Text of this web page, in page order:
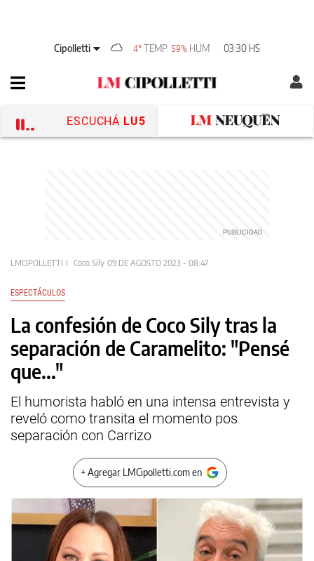
Cipolletti 4° TEMP 59% HUM 03:30 HS
ESCUCHÁ LU5
LMCIPOLLETTI Coco Sily 09 DE AGOSTO 2023 - 08:47
ESPECTÁCULOS
La confesión de Coco Sily tras la
separación de Caramelito: "Pensé
que..."
El humorista habló en una intensa entrevista y
reveló como transita el momento pos
separación con Carrizo
+ Agregar LMCipolletti.com en